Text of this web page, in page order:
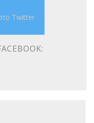
Twitter